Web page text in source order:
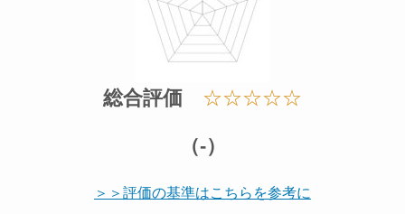
総合評価 ☆☆☆☆☆
（-）
＞＞評価の基準はこちらを参考に